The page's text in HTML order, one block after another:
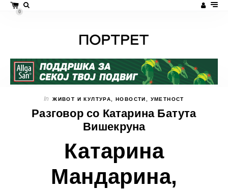
0
In ЖИВОТ И КУЛТУРА НОВОСТИ УМЕТНОСТ
Разговор со Катарина Батута
Вишекруна
Катарина
Мандарина,